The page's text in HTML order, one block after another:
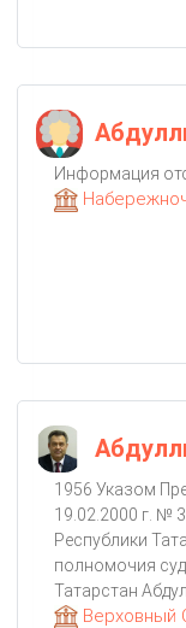
Информация
1956 Указом
19.02.2000 г. №
Республики
полномочия
Татарстан
Верховный